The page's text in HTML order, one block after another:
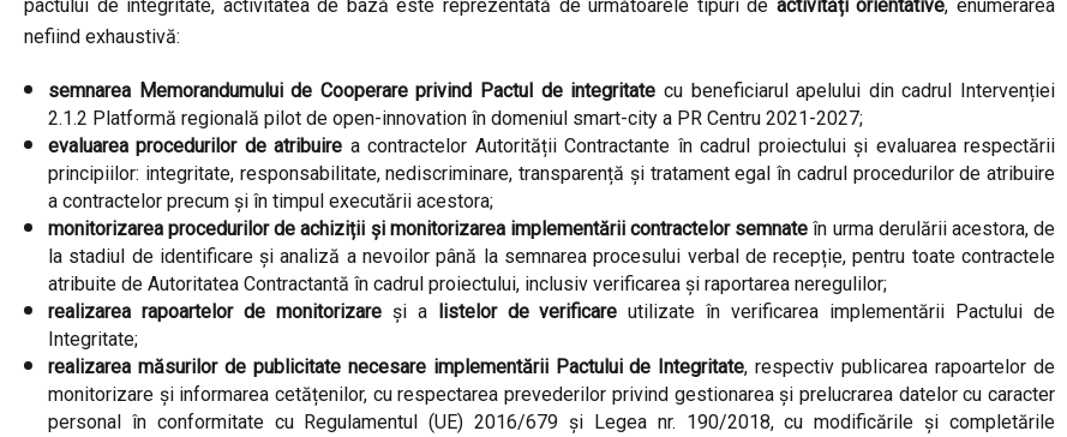
pactului de integritate, activitatea de bază este reprezentată de următoarele tipuri de activități orientative, enumerarea
nefiind exhaustivă:
semnarea Memorandumului de Cooperare privind Pactul de integritate cu beneficiarul apelului din cadrul Intervenției
2.1.2 Platformă regională pilot de open-innovation în domeniul smart-city a PR Centru 2021-2027;
evaluarea procedurilor de atribuire a contractelor Autorității Contractante în cadrul proiectului și evaluarea respectării
principiilor: integritate, responsabilitate, nediscriminare, transparență și tratament egal în cadrul procedurilor de atribuire
a contractelor precum și în timpul executării acestora;
monitorizarea procedurilor de achiziții și monitorizarea implementării contractelor semnate în urma derulării acestora, de
la stadiul de identificare și analiză a nevoilor până la semnarea procesului verbal de recepție, pentru toate contractele
atribuite de Autoritatea Contractantă în cadrul proiectului, inclusiv verificarea și raportarea neregulilor;
realizarea rapoartelor de monitorizareși a listelor de verificare utilizate în verificarea implementării Pactului de
Integritate;
realizarea măsurilor de publicitate necesare implementării Pactului de Integritate, respectiv publicarea rapoartelor de
monitorizare și informarea cetățenilor, cu respectarea prevederilor privind gestionarea și prelucrarea datelor cu caracter
personal în conformitate cu Regulamentul (UE) 2016/679 și Legea nr. 190/2018, cu modificările și completările